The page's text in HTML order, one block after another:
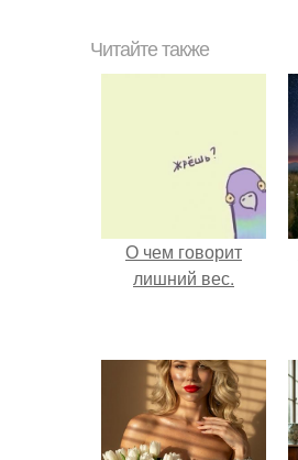
Читайте также
О чем говорит
лишний вес.